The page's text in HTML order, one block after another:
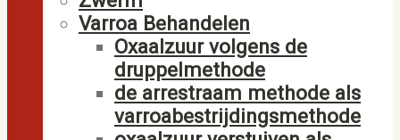
Varroa Behandelen
Oxaalzuur volgens de
druppelmethode
de arrestraam methode als
varroabestrijdingsmethode